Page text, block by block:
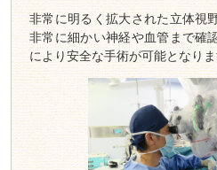
非常に明るく拡大された立体視
非常に細かい神経や血管まで確
により安全な手術が可能となり